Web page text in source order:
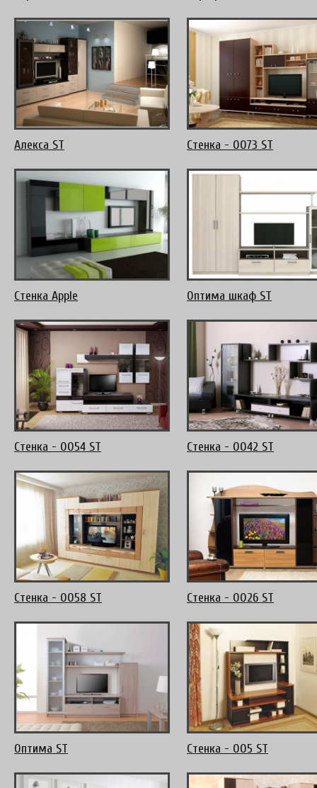
Алекса ST Стенка - 0073 ST
Стенка Apple Оптима шкаф ST
Стенка - 0054 ST Стенка - 0042 ST
Стенка - 0058 ST Стенка - 0026 ST
Оптима ST Стенка - 005 ST